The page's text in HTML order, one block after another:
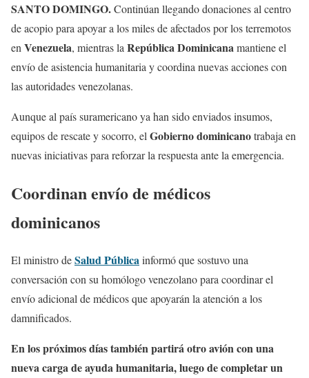
SANTO DOMINGO.Continúan llegando donaciones al centro
de acopio para apoyar a los miles de afectados por los terremotos
enVenezuela, mientras laRepública Dominicanamantiene el
envío de asistencia humanitaria y coordina nuevas acciones con
las autoridades venezolanas.
Aunque al país suramericano ya han sido enviados insumos,
equipos de rescate y socorro, elGobierno dominicanotrabaja en
nuevas iniciativas para reforzar la respuesta ante la emergencia.
Coordinan envío de médicos
dominicanos
El ministro deSalud Públicainformó que sostuvo una
conversación con su homólogo venezolano para coordinar el
envío adicional de médicos que apoyarán la atención a los
damnificados.
En los próximos días también partirá otro avión con una
nueva carga de ayuda humanitaria, luego de completar un